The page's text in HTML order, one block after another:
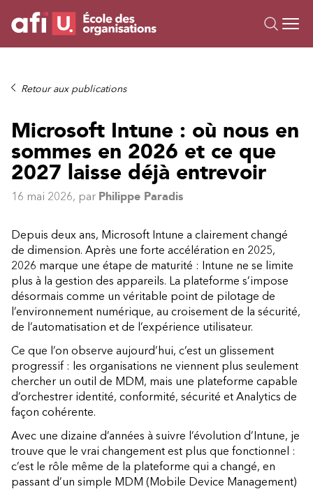
Formations
Sur mesure
À propos
Ressources
Retour aux publications
Microsoft Intune : où nous en
sommes en 2026 et ce que
2027 laisse déjà entrevoir
16 mai 2026, par Philippe Paradis
Depuis deux ans, Microsoft Intune a clairement changé
de dimension. Après une forte accélération en 2025,
2026 marque une étape de maturité : Intune ne se limite
plus à la gestion des appareils. La plateforme s’impose
désormais comme un véritable point de pilotage de
l’environnement numérique, au croisement de la sécurité,
de l’automatisation et de l’expérience utilisateur.
Ce que l’on observe aujourd’hui, c’est un glissement
progressif : les organisations ne viennent plus seulement
chercher un outil de MDM, mais une plateforme capable
d’orchestrer identité, conformité, sécurité et Analytics de
façon cohérente.
Avec une dizaine d’années à suivre l’évolution d’Intune, je
trouve que le vrai changement est plus que fonctionnel :
c’est le rôle même de la plateforme qui a changé, en
passant d’un simple MDM (Mobile Device Management)